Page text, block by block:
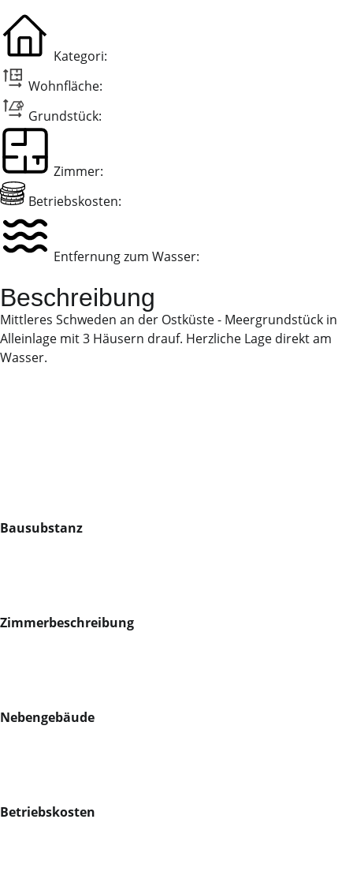
Kategori:
Wohnfläche:
Grundstück:
Zimmer:
Betriebskosten:
Entfernung zum Wasser:
Beschreibung
Mittleres Schweden an der Ostküste - Meergrundstück in
Alleinlage mit 3 Häusern drauf. Herzliche Lage direkt am
Wasser.
Bausubstanz
Zimmerbeschreibung
Nebengebäude
Betriebskosten